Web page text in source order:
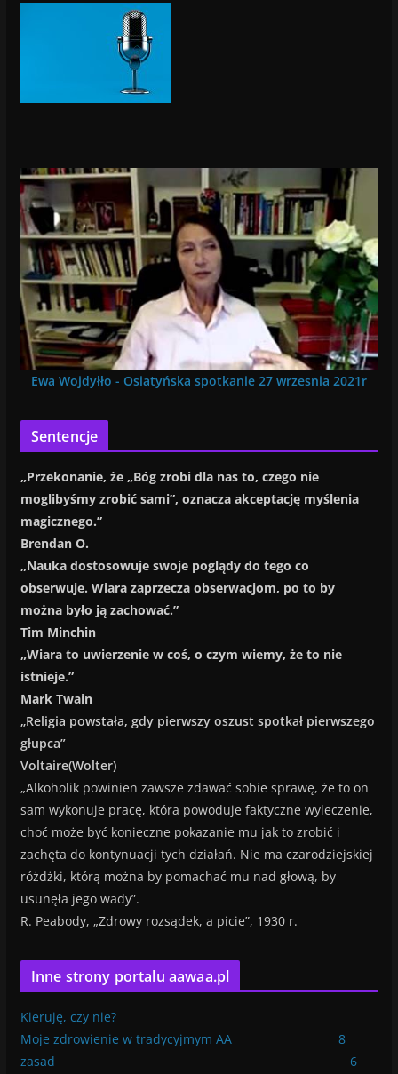
Ewa Wojdyłło - Osiatyńska spotkanie 27 wrzesnia 2021r
Sentencje
„Przekonanie, że „Bóg zrobi dla nas to, czego nie
moglibyśmy zrobić sami”, oznacza akceptację myślenia
magicznego.”
Brendan O.
„Nauka dostosowuje swoje poglądy do tego co
obserwuje. Wiara zaprzecza obserwacjom, po to by
można było ją zachować.”
Tim Minchin
„Wiara to uwierzenie w coś, o czym wiemy, że to nie
istnieje.”
Mark Twain
„Religia powstała, gdy pierwszy oszust spotkał pierwszego
głupca”
Voltaire(Wolter)
„Alkoholik powinien zawsze zdawać sobie sprawę, że to on
sam wykonuje pracę, która powoduje faktyczne wyleczenie,
choć może być konieczne pokazanie mu jak to zrobić i
zachęta do kontynuacji tych działań. Nie ma czarodziejskiej
różdżki, którą można by pomachać mu nad głową, by
usunęła jego wady”.
R. Peabody, „Zdrowy rozsądek, a picie”, 1930 r.
Inne strony portalu aawaa.pl
Kieruję, czy nie?
Moje zdrowienie w tradycyjmym AA
8
zasad
6